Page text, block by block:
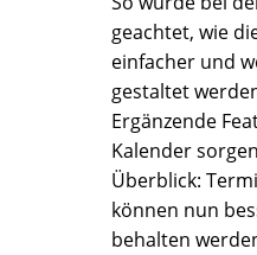
geachtet, wie
einfacher und
gestaltet
Ergänzende
Kalender
Überblick:
können nun
behalten